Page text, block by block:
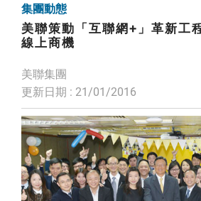
集團動態
美聯策動「互聯網+」革新工
線上商機
美聯集團
更新日期 : 21/01/2016